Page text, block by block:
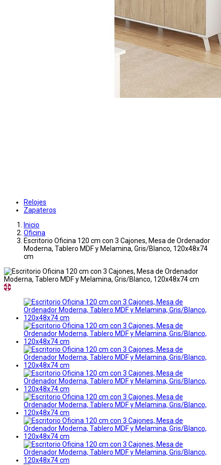
Relojes
Zapateros
Inicio
Oficina
Escritorio Oficina 120 cm con 3 Cajones, Mesa de Ordenador
Moderna, Tablero MDF y Melamina, Gris/Blanco, 120x48x74
cm